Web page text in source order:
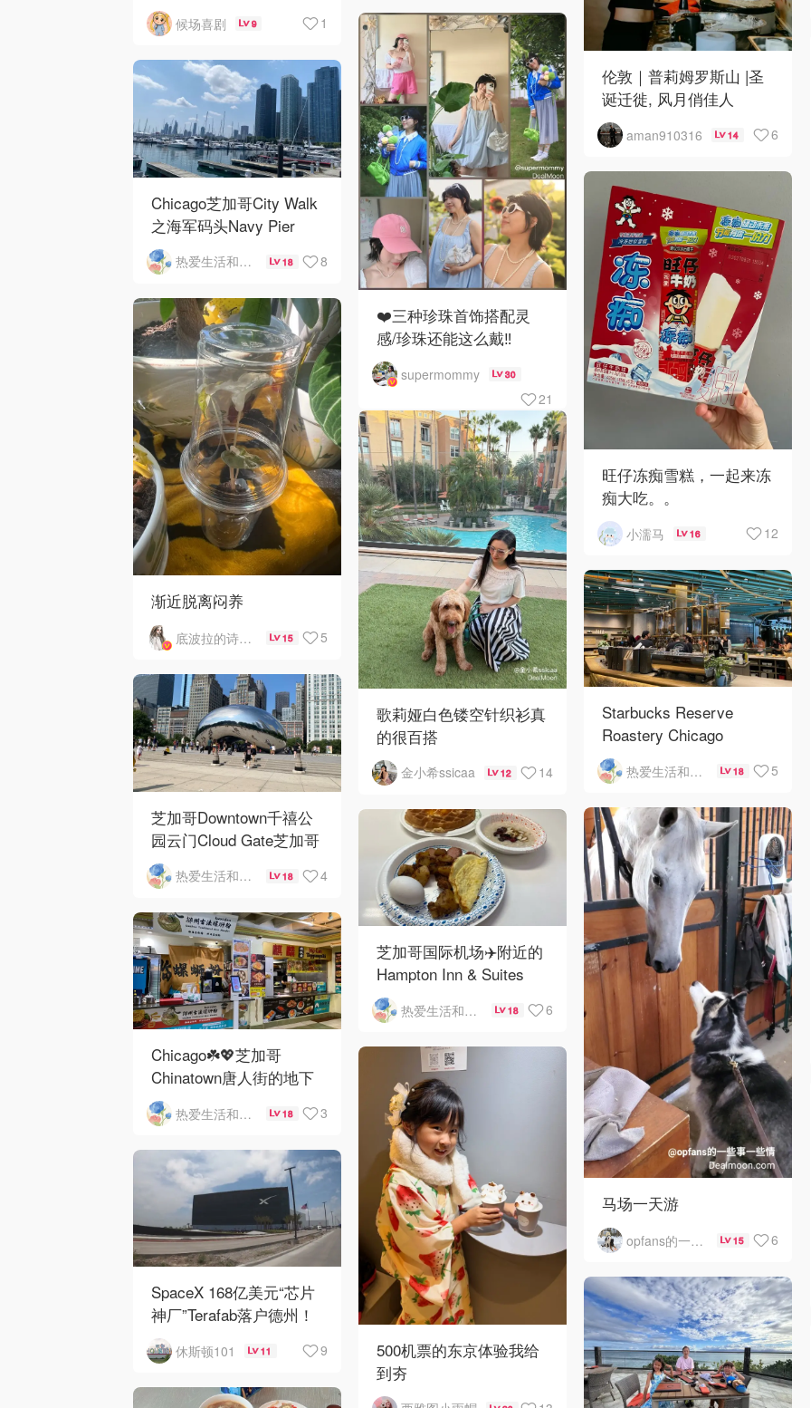
候场喜剧 9 1
伦敦｜普莉姆罗斯山 |圣
诞迁徙, 风月俏佳人
aman910316 14 6
❤️三种珍珠首饰搭配灵
感/珍珠还能这么戴‼️
supermommy 30
21
Chicago芝加哥City Walk
之海军码头Navy Pier
热爱生活和自由的轻舞飞扬 18 8
旺仔冻痴雪糕，一起来冻
痴大吃。。
小濡马 16 12
渐近脱离闷养
底波拉的诗与歌 15 5
歌莉娅白色镂空针织衫真
的很百搭
金小希ssicaa 12 14
Starbucks Reserve
Roastery Chicago
热爱生活和自由的轻舞飞扬 18 5
芝加哥Downtown千禧公
园云门Cloud Gate芝加哥
河街景❤️鳞次栉比的高楼
热爱生活和自由的轻舞飞扬 18 4
马场一天游
opfans的一些事一些情 15 6
芝加哥国际机场✈️附近的
Hampton Inn & Suites
Rosemont Chicago
O'Hare自助早餐
热爱生活和自由的轻舞飞扬 18 6
Chicago☘️💖芝加哥
Chinatown唐人街的地下
mini小美食城
热爱生活和自由的轻舞飞扬 18 3
500机票的东京体验我给
到夯
SpaceX 168亿美元“芯片
神厂”Terafab落户德州！
休斯顿101 11 9